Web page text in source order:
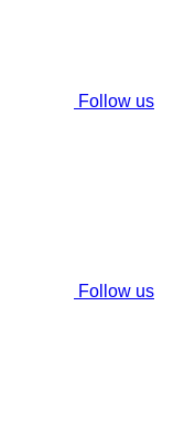
Follow us
Follow us